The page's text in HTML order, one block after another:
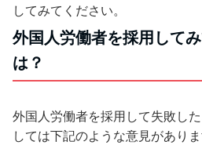
してみてください。
外国人労働者を採用して
は？
外国人労働者を採用して失敗し
しては下記のような意見がありま